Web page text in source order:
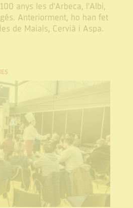
anys les d'Arbeca, l'Albi,
Anteriorment, ho han fet
de Maials, Cervià i Aspa.